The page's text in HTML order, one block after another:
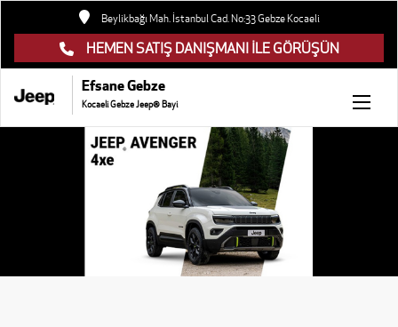
Beylikbağı Mah. İstanbul Cad. No:33 Gebze Kocaeli
HEMEN SATIŞ DANIŞMANI İLE GÖRÜŞÜN
Efsane Gebze
Kocaeli Gebze Jeep® Bayi